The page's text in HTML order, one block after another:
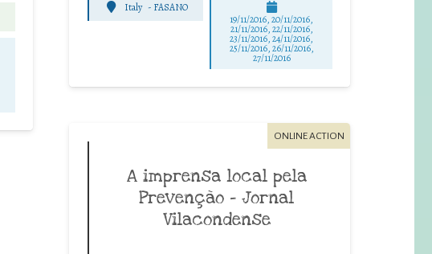
Italy - FASANO
19/11/2016, 20/11/2016,
21/11/2016, 22/11/2016,
23/11/2016, 24/11/2016,
25/11/2016, 26/11/2016,
27/11/2016
ONLINE ACTION
A imprensa local pela
Prevenção – Jornal
Vilacondense